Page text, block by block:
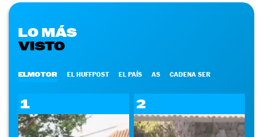
LO MÁS
VISTO
ELMOTOR EL HUFFPOST EL PAÍS AS CADENA SER
1 2